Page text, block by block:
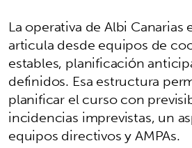
La operativa de Albi Canarias
articula desde equipos de
estables, planificación
definidos. Esa estructura
planificar el curso con
incidencias imprevistas, un
equipos directivos y AMPAs.